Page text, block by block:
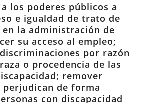
los poderes públicos a
e igualdad de trato de
en la administración de
su acceso al empleo;
por razón
o procedencia de las
remover
perjudican de forma
con discapacidad